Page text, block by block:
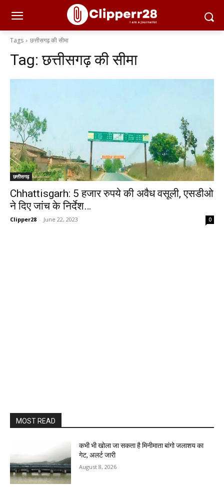
Tags छत्तीसगढ़ की सीमा
Tag:छत्तीसगढ़ की सीमा
छत्तीसगढ़
Chhattisgarh: 5 हजार रुपये की अवैध वसूली, एसडीओ
ने दिए जांच के निर्देश…
Clipper28 - June 22, 2023 0
MOST READ
कभी भी खोला जा सकता है मिनीमाता बांगो जलाशय का
गेट, अलर्ट जारी
August 8, 2026